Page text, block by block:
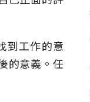
到工作的意
的意義。任